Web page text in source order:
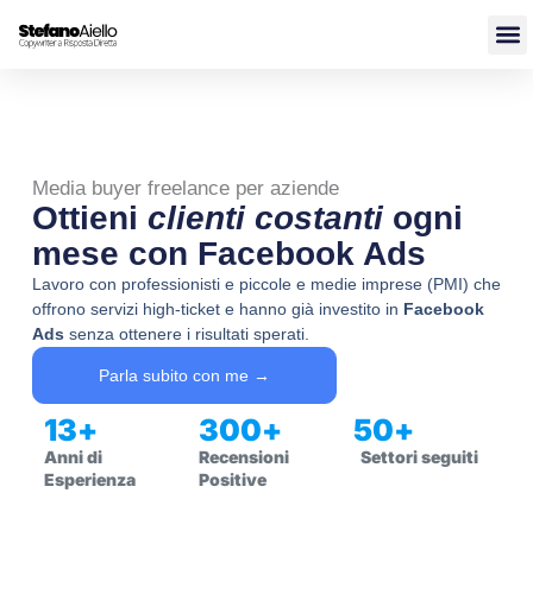
Media buyer freelance per aziende
Ottieni clienti costantiogni
mese con Facebook Ads
Lavoro con professionisti e piccole e medie imprese (PMI) che
offrono servizi high-ticket e hanno già investito in Facebook
Ads senza ottenere i risultati sperati.
Parla subito con me →
Anni di
Esperienza
13+
Recensioni
Positive
300+
Settori seguiti
50+